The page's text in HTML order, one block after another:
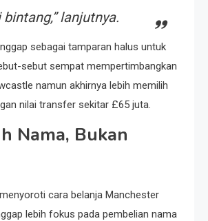
lanjutnya.
sebagai tamparan halus untuk
sebut sempat mempertimbangkan
namun akhirnya lebih memilih
nilai transfer sekitar £65 juta.
Nama, Bukan
cara belanja Manchester
lebih fokus pada pembelian nama